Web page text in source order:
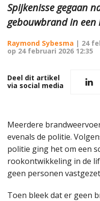
Spijkenisse gegaan
gebouwbrand in een
Raymond Sybesma | 24
op 24 februari 2026 12:35
Deel dit artikel
via social media
Meerdere
evenals de politie.
politie ging het om een
rookontwikkeling in de
geen personen
Toen bleek dat er geen